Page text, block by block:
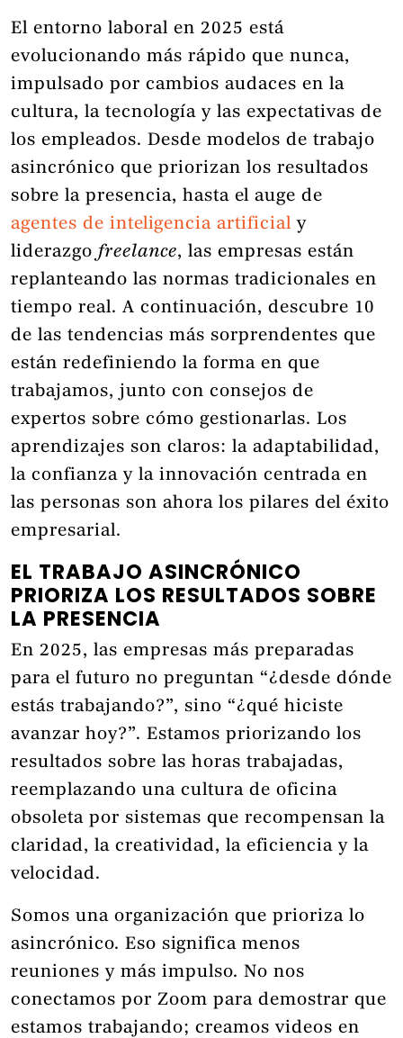
El entorno laboral en 2025 está
evolucionando más rápido que nunca,
impulsado por cambios audaces en la
cultura, la tecnología y las expectativas de
los empleados. Desde modelos de trabajo
asincrónico que priorizan los resultados
sobre la presencia, hasta el auge de
agentes de inteligencia artificial y
liderazgo freelance, las empresas están
replanteando las normas tradicionales en
tiempo real. A continuación, descubre 10
de las tendencias más sorprendentes que
están redefiniendo la forma en que
trabajamos, junto con consejos de
expertos sobre cómo gestionarlas. Los
aprendizajes son claros: la adaptabilidad,
la confianza y la innovación centrada en
las personas son ahora los pilares del éxito
empresarial.
EL TRABAJO ASINCRÓNICO
PRIORIZA LOS RESULTADOS SOBRE
LA PRESENCIA
En 2025, las empresas más preparadas
para el futuro no preguntan “¿desde dónde
estás trabajando?”, sino “¿qué hiciste
avanzar hoy?”. Estamos priorizando los
resultados sobre las horas trabajadas,
reemplazando una cultura de oficina
obsoleta por sistemas que recompensan la
claridad, la creatividad, la eficiencia y la
velocidad.
Somos una organización que prioriza lo
asincrónico. Eso significa menos
reuniones y más impulso. No nos
conectamos por Zoom para demostrar que
estamos trabajando; creamos videos en